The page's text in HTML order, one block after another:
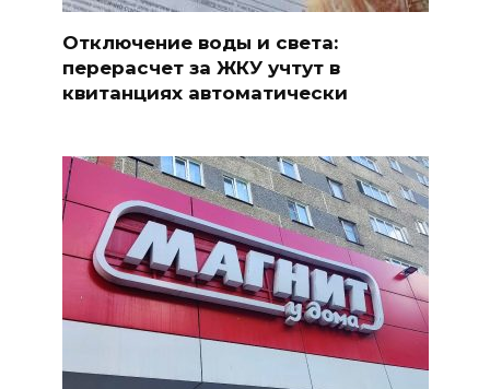
Отключение воды и света:
перерасчет за ЖКУ учтут в
квитанциях автоматически